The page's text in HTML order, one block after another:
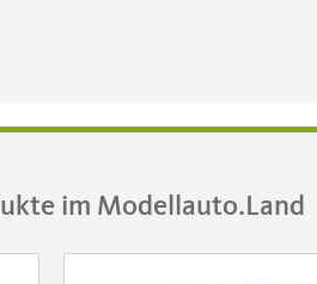
im Modellauto.Land